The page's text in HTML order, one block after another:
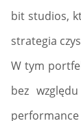
bit studios,
strategia
W tym
bez